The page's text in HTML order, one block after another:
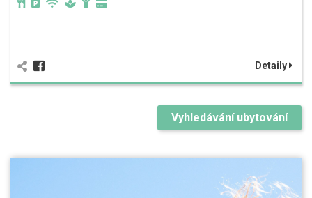
Detaily
Vyhledávání ubytování